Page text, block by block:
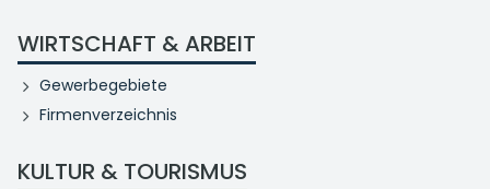
WIRTSCHAFT & ARBEIT
Gewerbegebiete
Firmenverzeichnis
KULTUR & TOURISMUS